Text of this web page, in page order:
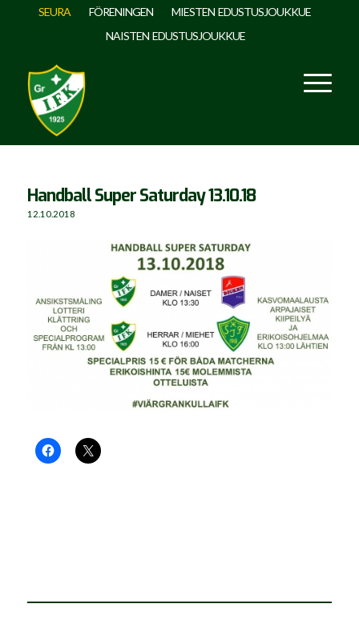
SEURA FÖRENINGEN
MIESTEN EDUSTUSJOUKKUE
NAISTEN EDUSTUSJOUKKUE
Handball Super Saturday 13.10.18
12.10.2018